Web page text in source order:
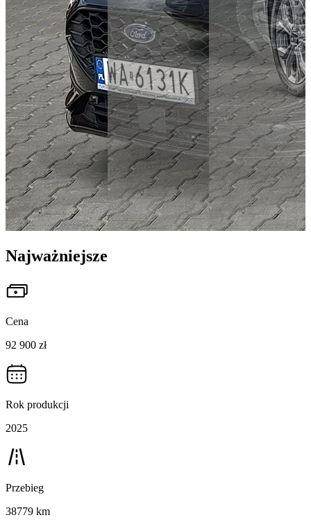
Najważniejsze
Cena
92 900 zł
Rok produkcji
2025
Przebieg
38779 km